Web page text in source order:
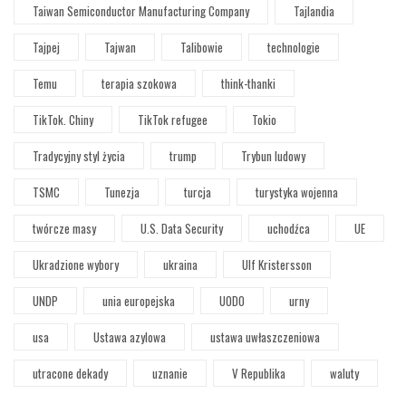
Taiwan Semiconductor Manufacturing Company
Tajlandia
Tajpej
Tajwan Talibowie
technologie
Temu
terapia szokowa
think-thanki
TikTok. Chiny
TikTok refugee
Tokio
Tradycyjny styl życia
trump
Trybun ludowy
TSMC
Tunezja turcja
turystyka wojenna
twórcze masy
U.S. Data Security uchodźca
UE
Ukradzione wybory
ukraina
Ulf Kristersson
UNDP
unia europejska UODO
urny
usa
Ustawa azylowa
ustawa uwłaszczeniowa
utracone dekady
uznanie V Republika
waluty